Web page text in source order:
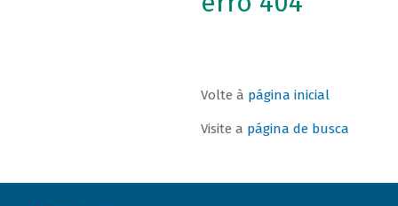
Volte à página inicial
Visite a página de busca